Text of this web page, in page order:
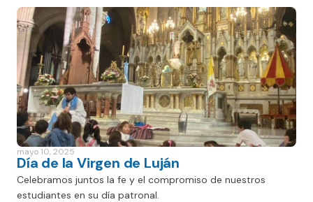
mayo 10, 2025
Día de la Virgen de Luján
Celebramos juntos la fe y el compromiso de nuestros
estudiantes en su día patronal.